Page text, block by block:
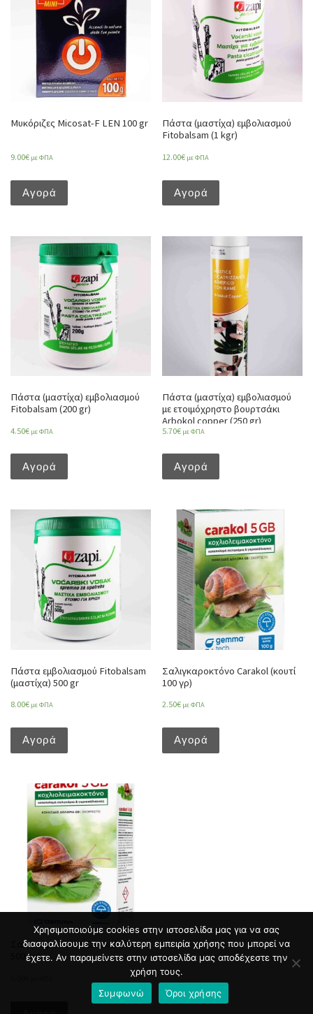
Μυκόριζες Micosat-F LEN 100 gr
9.00€ με ΦΠΑ
Αγορά
Πάστα (μαστίχα) εμβολιασμού
Fitobalsam (1 kgr)
12.00€ με ΦΠΑ
Αγορά
Πάστα (μαστίχα) εμβολιασμού
Fitobalsam (200 gr)
4.50€ με ΦΠΑ
Αγορά
Πάστα (μαστίχα) εμβολιασμού
με ετοιμόχρηστο βουρτσάκι
Arbokol copper (250 gr)
5.70€ με ΦΠΑ
Αγορά
Πάστα εμβολιασμού Fitobalsam
(μαστίχα) 500 gr
8.00€ με ΦΠΑ
Αγορά
Σαλιγκαροκτόνο Carakol (κουτί
100 γρ)
2.50€ με ΦΠΑ
Αγορά
Σαλιγκαροκτόνο Carakol (κουτί
500 γρ)
Χρησιμοποιούμε cookies στην ιστοσελίδα μας για να σας
διασφαλίσουμε την καλύτερη εμπειρία χρήσης που μπορεί να
έχετε. Αν παραμείνετε στην ιστοσελίδα μας αποδέχεστε την
χρήση τους.
Συμφωνώ
Όροι χρήσης